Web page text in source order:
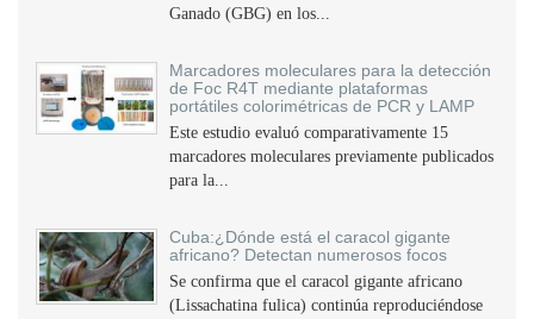
Ganado (GBG) en los...
Marcadores moleculares para la detección
de Foc R4T mediante plataformas
portátiles colorimétricas de PCR y LAMP
Este estudio evaluó comparativamente 15
marcadores moleculares previamente publicados
para la...
Cuba:¿Dónde está el caracol gigante
africano? Detectan numerosos focos
Se confirma que el caracol gigante africano
(Lissachatina fulica) continúa reproduciéndose